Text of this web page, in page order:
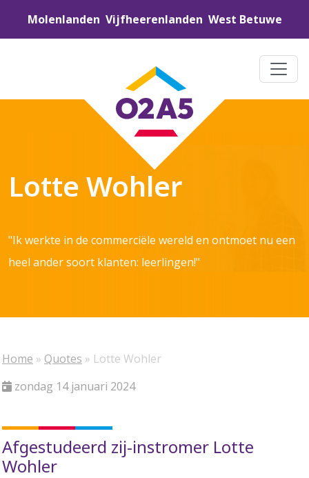
Molenlanden Vijfheerenlanden West Betuwe
Lotte Wohler
"Ik werkte in de commerciële wereld en ontmoet nu een
heel ander soort klanten: leerlingen!"
Home » Quotes » Lotte Wohler
zondag 14 januari 2024
Afgestudeerd zij-instromer Lotte
Wohler